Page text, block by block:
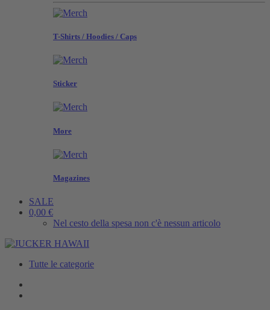
T-Shirts / Hoodies / Caps
Sticker
More
Magazines
SALE
0,00 €
Nel cesto della spesa non c'è nessun articolo
Tutte le categorie